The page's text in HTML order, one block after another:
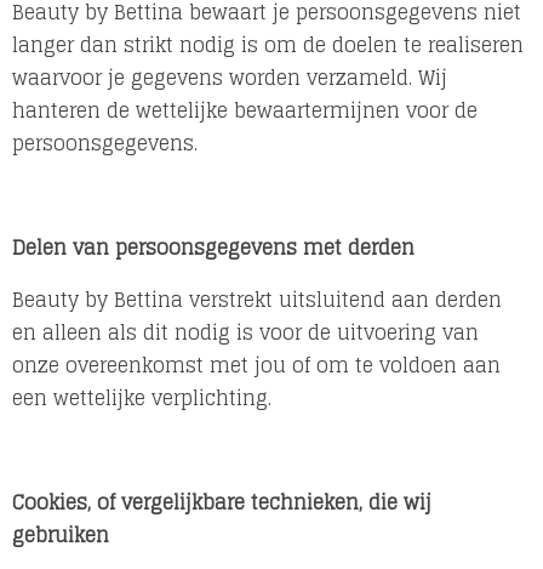
Beauty by Bettina bewaart je persoonsgegevens niet
langer dan strikt nodig is om de doelen te realiseren
waarvoor je gegevens worden verzameld. Wij
hanteren de wettelijke bewaartermijnen voor de
persoonsgegevens.
Delen van persoonsgegevens met derden
Beauty by Bettina verstrekt uitsluitend aan derden
en alleen als dit nodig is voor de uitvoering van
onze overeenkomst met jou of om te voldoen aan
een wettelijke verplichting.
Cookies, of vergelijkbare technieken, die wij
gebruiken